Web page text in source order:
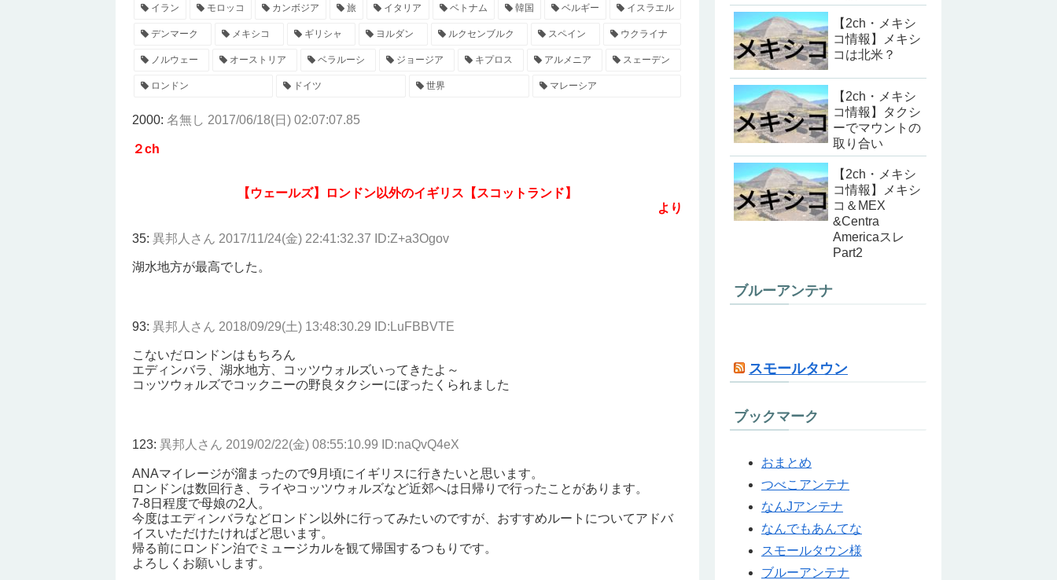
イラン モロッコ カンボジア 旅 イタリア ベトナム 韓国 ベルギー イスラエル
デンマーク メキシコ ギリシャ ヨルダン ルクセンブルク スペイン ウクライナ
ノルウェー オーストリア ベラルーシ ジョージア キプロス アルメニア スェーデン
ロンドン ドイツ 世界 マレーシア
2000: 名無し 2017/06/18(日) 02:07:07.85
２ch
【ウェールズ】ロンドン以外のイギリス【スコットランド】
より
35: 異邦人さん 2017/11/24(金) 22:41:32.37 ID:Z+a3Ogov
湖水地方が最高でした。
93: 異邦人さん 2018/09/29(土) 13:48:30.29 ID:LuFBBVTE
こないだロンドンはもちろん
エディンバラ、湖水地方、コッツウォルズいってきたよ～
コッツウォルズでコックニーの野良タクシーにぼったくられました
123: 異邦人さん 2019/02/22(金) 08:55:10.99 ID:naQvQ4eX
ANAマイレージが溜まったので9月頃にイギリスに行きたいと思います。
ロンドンは数回行き、ライやコッツウォルズなど近郊へは日帰りで行ったことがあります。
7-8日程度で母娘の2人。
今度はエディンバラなどロンドン以外に行ってみたいのですが、おすすめルートについてアドバ
イスいただけたければど思います。
帰る前にロンドン泊でミュージカルを観て帰国するつもりです。
よろしくお願いします。
【2ch・メキシ
コ情報】メキシ
コは北米？
【2ch・メキシ
コ情報】タクシ
ーでマウントの
取り合い
【2ch・メキシ
コ情報】メキシ
コ＆MEX
&Centra
Americaスレ
Part2
ブルーアンテナ
スモールタウン
ブックマーク
おまとめ
つべこアンテナ
なんJアンテナ
なんでもあんてな
スモールタウン様
ブルーアンテナ